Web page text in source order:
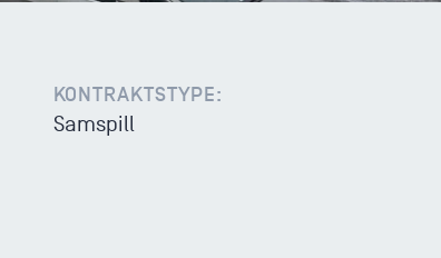
KONTRAKTSTYPE:
Samspill